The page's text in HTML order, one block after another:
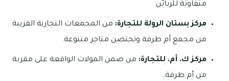
متفاوتة للزبائن.
مركز بستان الرولة للتجارة: من المجمعات التجارية القريبة
من مجمع أم طرفة وتحتضن متاجر متنوعة.
مركز ك. أم. للتجارة: من ضمن المولات الواقعة على مقربة
من أم طرفة.